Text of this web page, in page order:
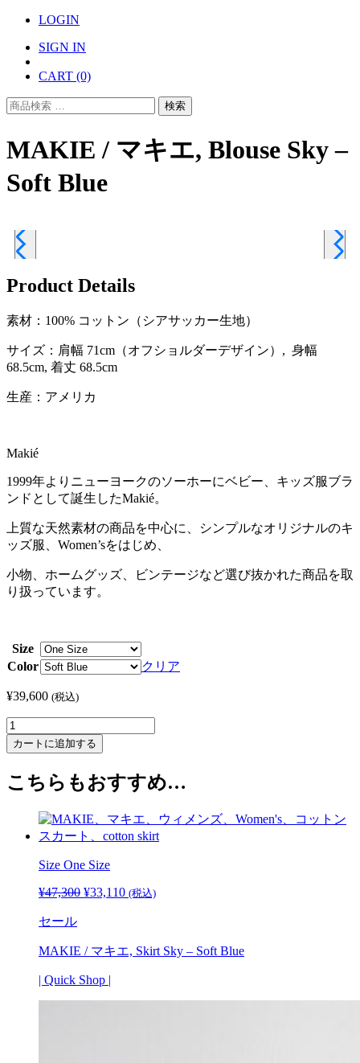
LOGIN
SIGN IN
CART (0)
検
象:
検索
MAKIE / マキエ, Blouse Sky –
Soft Blue
Product Details
素材：100% コットン（シアサッカー生地）
サイズ：肩幅 71cm（オフショルダーデザイン）, 身幅
68.5cm, 着丈 68.5cm
生産：アメリカ
Makié
1999年よりニューヨークのソーホーにベビー、キッズ服ブラ
ンドとして誕生したMakié。
上質な天然素材の商品を中心に、シンプルなオリジナルのキ
ッズ服、Women’sをはじめ、
小物、ホームグッズ、ビンテージなど選び抜かれた商品を取
り扱っています。
Size
Color
クリア
¥39,600 (税込)
MAKIE
/
マ
エ,
カートに追加する
こちらもおすすめ…
Size One Size
¥47,300 元
は
¥47,300
¥33,110現
格
(税込)
セール
MAKIE / マキエ, Skirt Sky – Soft Blue
| Quick Shop |